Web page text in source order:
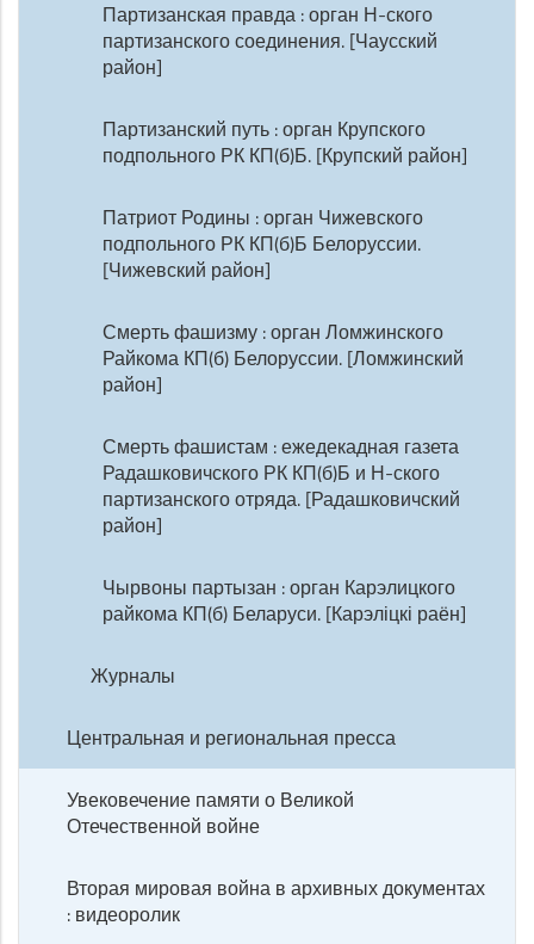
Партизанская правда : орган Н-ского
партизанского соединения. [Чаусский
район]
Партизанский путь : орган Крупского
подпольного РК КП(б)Б. [Крупский район]
Патриот Родины : орган Чижевского
подпольного РК КП(б)Б Белоруссии.
[Чижевский район]
Смерть фашизму : орган Ломжинского
Райкома КП(б) Белоруссии. [Ломжинский
район]
Смерть фашистам : ежедекадная газета
Радашковичского РК КП(б)Б и Н-ского
партизанского отряда. [Радашковичский
район]
Чырвоны партызан : орган Карэлицкого
райкома КП(б) Беларуси. [Карэліцкі раён]
Журналы
Центральная и региональная пресса
Увековечение памяти о Великой
Отечественной войне
Вторая мировая война в архивных документах
: видеоролик